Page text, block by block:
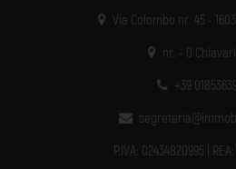
Via Colombo nr. 45 -
nr. - 0 Chiavari
+39
P.IVA: 02434820995 |